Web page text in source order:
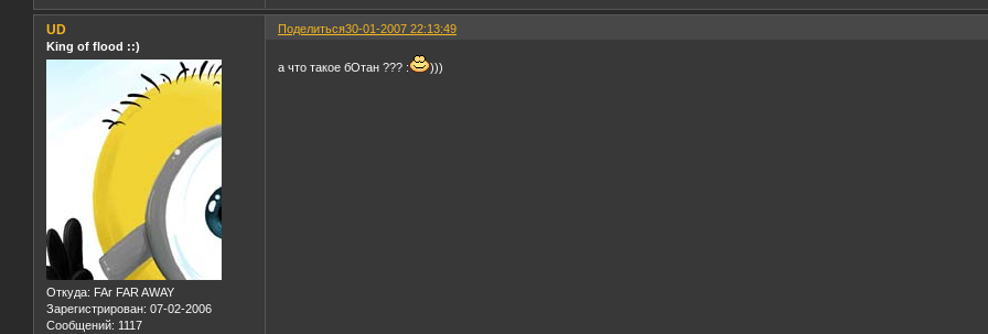
Поделиться30-01-2007 22:13:49
UD
King of flood ::)
Откуда: FAr FAR AWAY
Зарегистрирован: 07-02-2006
Сообщений: 1117
а что такое бОтан ??? : )))